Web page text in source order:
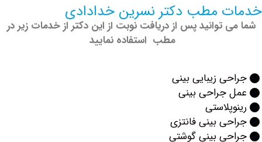
مطب دکتر نسرین خدادادی
توانید پس از دریافت نوبت از این دکتر از خدمات زیر در
مطب استفاده نمایید
زیبایی بینی
جراحی بینی
بینی فانتزی
بینی گوشتی